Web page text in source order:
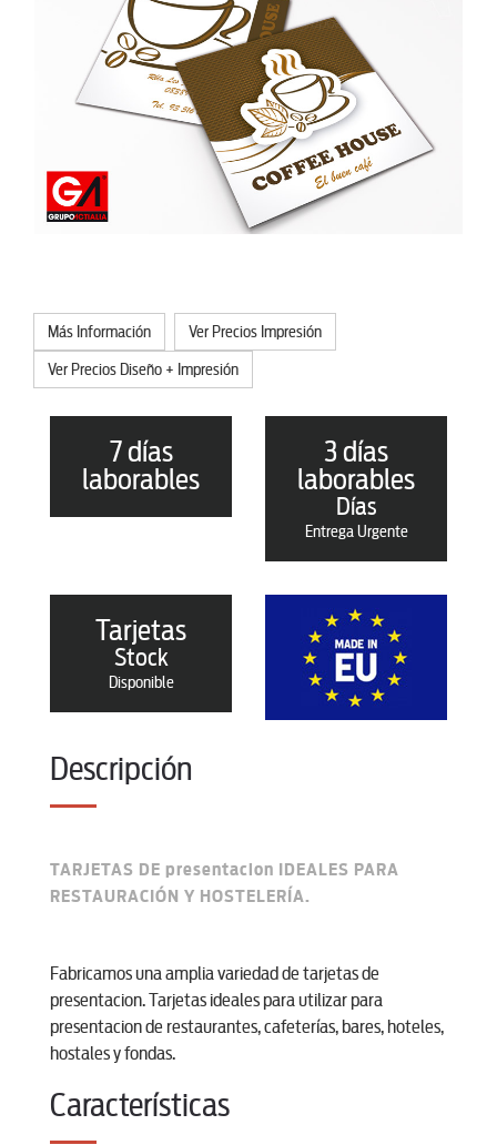
Más Información Ver Precios Impresión
Ver Precios Diseño + Impresión
7 días
laborables
3 días
laborables
Días
Entrega Urgente
Tarjetas
Stock
Disponible
Descripción
TARJETAS DE presentacion IDEALES PARA
RESTAURACIÓN Y HOSTELERÍA.
Fabricamos una amplia variedad de tarjetas de
presentacion. Tarjetas ideales para utilizar para
presentacion de restaurantes, cafeterías, bares, hoteles,
hostales y fondas.
Características